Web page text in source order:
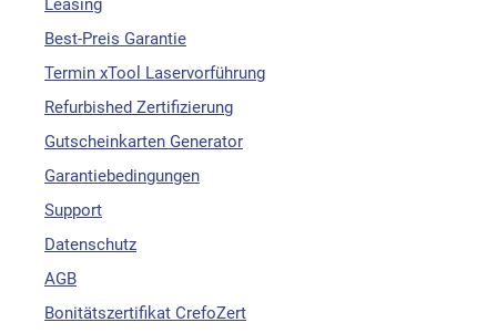
Leasing
Best-Preis Garantie
Termin xTool Laservorführung
Refurbished Zertifizierung
Gutscheinkarten Generator
Garantiebedingungen
Support
Datenschutz
AGB
Bonitätszertifikat CrefoZert